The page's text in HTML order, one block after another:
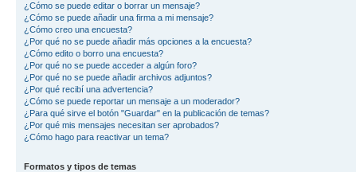
¿Cómo se puede editar o borrar un mensaje?
¿Cómo se puede añadir una firma a mi mensaje?
¿Cómo creo una encuesta?
¿Por qué no se puede añadir más opciones a la encuesta?
¿Cómo edito o borro una encuesta?
¿Por qué no se puede acceder a algún foro?
¿Por qué no se puede añadir archivos adjuntos?
¿Por qué recibí una advertencia?
¿Cómo se puede reportar un mensaje a un moderador?
¿Para qué sirve el botón "Guardar" en la publicación de temas?
¿Por qué mis mensajes necesitan ser aprobados?
¿Cómo hago para reactivar un tema?
Formatos y tipos de temas